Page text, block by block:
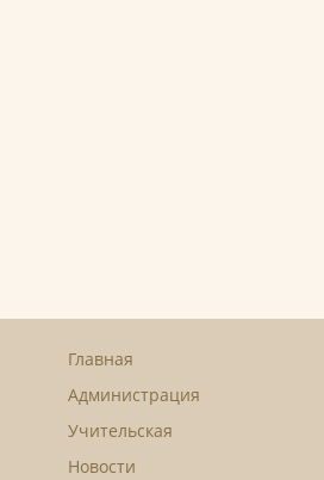
Главная
Администрация
Учительская
Новости